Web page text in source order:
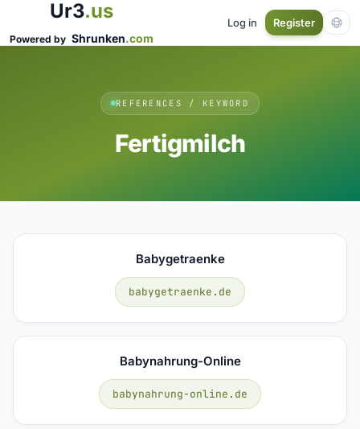
Ur3.us
Powered by Shrunken.com
Log in Register
REFERENCES / KEYWORD
Fertigmilch
Babygetraenke
babygetraenke.de
Babynahrung-Online
babynahrung-online.de